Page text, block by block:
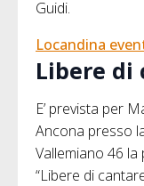
Guidi.
Locandina
Libere di
E’ prevista per
Ancona presso
Vallemiano 46
“Libere di